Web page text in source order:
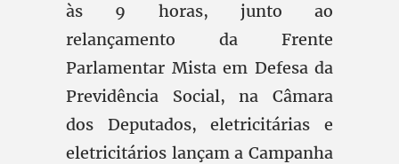
às 9 horas, junto ao
relançamento da Frente
Parlamentar Mista em Defesa da
Previdência Social, na Câmara
dos Deputados, eletricitárias e
eletricitários lançam a Campanha